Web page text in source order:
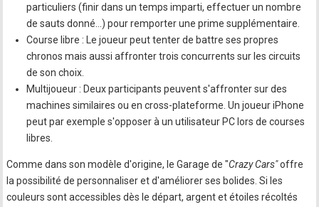
particuliers (finir dans un temps imparti, effectuer un nombre
de sauts donné...) pour remporter une prime supplémentaire.
Course libre : Le joueur peut tenter de battre ses propres
chronos mais aussi affronter trois concurrents sur les circuits
de son choix.
Multijoueur : Deux participants peuvent s'affronter sur des
machines similaires ou en cross-plateforme. Un joueur iPhone
peut par exemple s'opposer à un utilisateur PC lors de courses
libres.
Comme dans son modèle d'origine, le Garage de "Crazy Cars"offre
la possibilité de personnaliser et d'améliorer ses bolides. Si les
couleurs sont accessibles dès le départ, argent et étoiles récoltés